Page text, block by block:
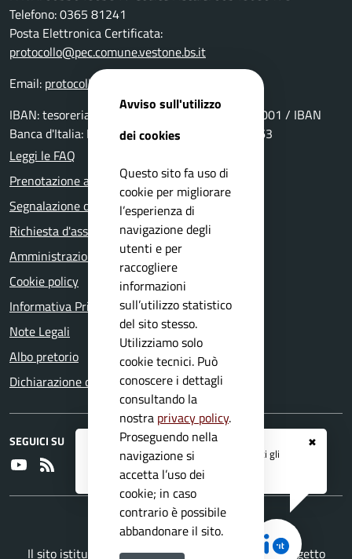
✖
Registrati ai serviziAPP IO
e ricevi tutti gli
aggiornamenti dall'Ente
Telefono: 0365 81241
Posta Elettronica Certificata:
protocollo@pec.comune.vestone.bs.it
Email: protocollo@comune.vestone.bs.it
IBAN: tesoreria: IT69P0511655390000000029001 / IBAN
Banca d'Italia: IT15Y0100004306TU0000006963
Leggi le FAQ
Prenotazione appuntamento
Segnalazione disservizio
Richiesta d'assistenza
Amministrazione trasparente
Cookie policy
Informativa Privacy
Note Legali
Albo pretorio
Dichiarazione di accessibilità
SEGUICI SU
Youtube
Il sito istituzionale del Comune di Vestone è un progetto
Avviso sull'utilizzo
dei cookies
Questo sito fa uso di
cookie per migliorare
l’esperienza di
navigazione degli
utenti e per
raccogliere
informazioni
sull’utilizzo statistico
del sito stesso.
Utilizziamo solo
cookie tecnici. Può
conoscere i dettagli
consultando la
nostra privacy policy.
Proseguendo nella
navigazione si
accetta l’uso dei
cookie; in caso
contrario è possibile
abbandonare il sito.